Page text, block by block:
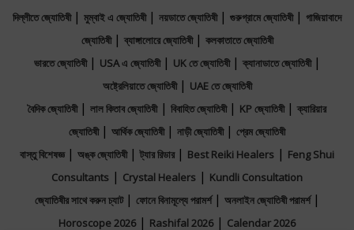
দিল্লীতে জ্যোতিষী | মুম্বাই এ জ্যোতিষী | নয়ডাতে জ্যোতিষী | গুরুগ্রামে জ্যোতিষী | গাজিয়াবাদে
জ্যোতিষী | ব্যাঙ্গালোরে জ্যোতিষী | কলকাতাতে জ্যোতিষী
ভারতে জ্যোতিষী | USA এ জ্যোতিষী | UK তে জ্যোতিষী | ক্যানাডাতে জ্যোতিষী |
অষ্ট্রেলিয়াতে জ্যোতিষী | UAE তে জ্যোতিষী
বৈদিক জ্যোতিষী | লাল কিতাব জ্যোতিষী| বিবাহিত জ্যোতিষী | KP জ্যোতিষী | ক্যারিয়ার
জ্যোতিষী | আর্থিক জ্যোতিষী | নাড়ী জ্যোতিষী | প্রেম জ্যোতিষী
বাস্তু বিশেষজ্ঞ | অঙ্ক জ্যোতিষী |ট্যার রিডার | Best Reiki Healers | Feng Shui
Consultants | Crystal Healers | Kundli Consultation
জ্যোতিষীর সাথে করুন চ্যাট | ফোনে বিনামূল্যে পরামর্শ | অনলাইন জ্যোতিষী পরামর্শ |
Horoscope 2026| Rashifal 2026| Calendar 2026